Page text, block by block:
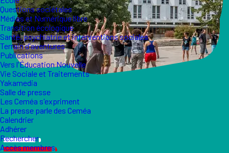
Questions sociétales
Médias et Numérique libre
Transition écologique
Santé, psychiatrie et interventions sociales
Terrain d'aventures
Publications
Vers l'Éducation Nouvelle
Vie Sociale et Traitements
Yakamedia
Salle de presse
Les Ceméa s'expriment
La presse parle des Ceméa
Calendrier
Adhérer
Rechercher
Accès membres